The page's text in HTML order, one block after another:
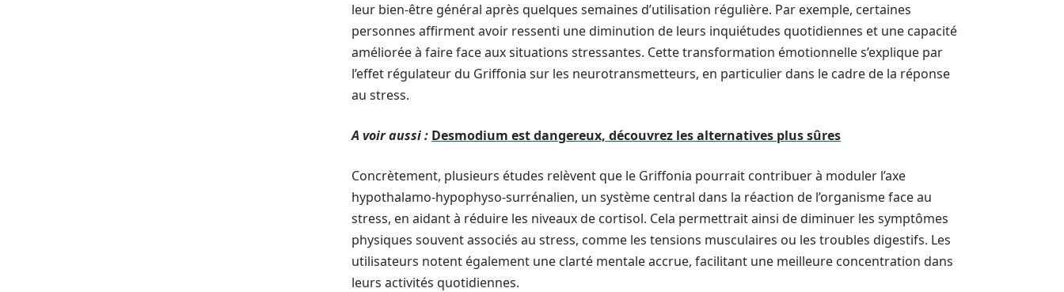
leur bien-être général après quelques semaines d’utilisation régulière. Par exemple, certaines
personnes affirment avoir ressenti une diminution de leurs inquiétudes quotidiennes et une capacité
améliorée à faire face aux situations stressantes. Cette transformation émotionnelle s’explique par
l’effet régulateur du Griffonia sur les neurotransmetteurs, en particulier dans le cadre de la réponse
au stress.
A voir aussi : Desmodium est dangereux, découvrez les alternatives plus sûres
Concrètement, plusieurs études relèvent que le Griffonia pourrait contribuer à moduler l’axe
hypothalamo-hypophyso-surrénalien, un système central dans la réaction de l’organisme face au
stress, en aidant à réduire les niveaux de cortisol. Cela permettrait ainsi de diminuer les symptômes
physiques souvent associés au stress, comme les tensions musculaires ou les troubles digestifs. Les
utilisateurs notent également une clarté mentale accrue, facilitant une meilleure concentration dans
leurs activités quotidiennes.